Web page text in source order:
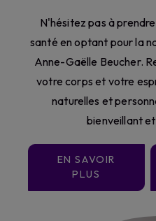
N'hésitez pas à
santé en optant pour la
Anne-Gaëlle Beucher.
votre corps et votre
naturelles et
bienveillant
EN SAVOIR
PLUS